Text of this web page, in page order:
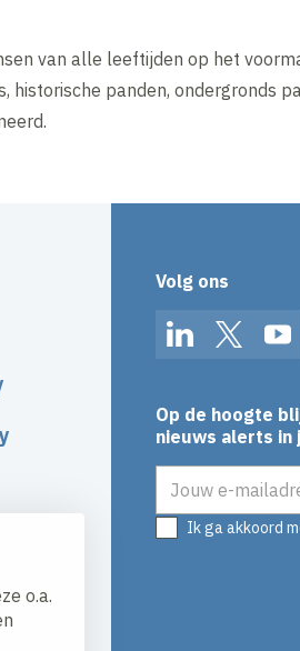
o.a.
van alle leeftijden op het
historische panden, ondergronds
Volg ons
LinkedInTwitter
Op de hoogte
nieuws alerts in
Ik ga akkoord